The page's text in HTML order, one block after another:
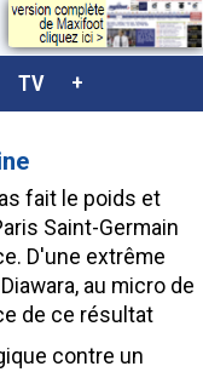
TV +
fait le poids et
Saint-Germain
D'une extrême
au micro de
de ce résultat
contre un